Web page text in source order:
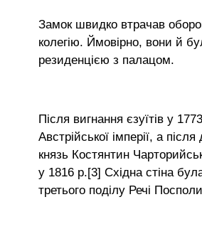
Замок швидко втрачав
колегію. Ймовірно, вони й
резиденцією з палацом.
Після вигнання єзуїтів у
Австрійської імперії, а
князь Костянтин
у 1816 р.[3] Східна стіна
третього поділу Речі